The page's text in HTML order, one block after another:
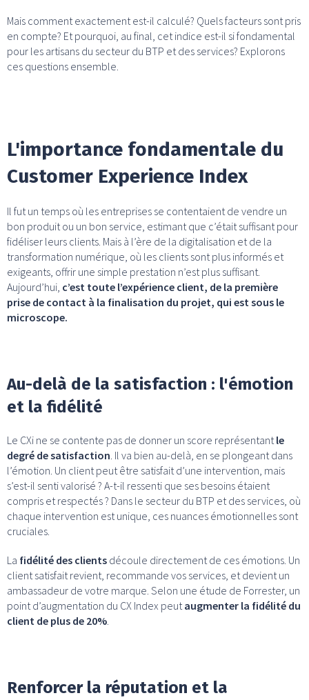
Mais comment exactement est-il calculé? Quels facteurs sont pris
en compte? Et pourquoi, au final, cet indice est-il si fondamental
pour les artisans du secteur du BTP et des services? Explorons
ces questions ensemble.
L'importance fondamentale du
Customer Experience Index
Il fut un temps où les entreprises se contentaient de vendre un
bon produit ou un bon service, estimant que c’était suffisant pour
fidéliser leurs clients. Mais à l’ère de la digitalisation et de la
transformation numérique, où les clients sont plus informés et
exigeants, offrir une simple prestation n’est plus suffisant.
Aujourd’hui, c’est toute l’expérience client, de la première
prise de contact à la finalisation du projet, qui est sous le
microscope.
Au-delà de la satisfaction : l'émotion
et la fidélité
Le CXi ne se contente pas de donner un score représentantle
degré de satisfaction. Il va bien au-delà, en se plongeant dans
l’émotion. Un client peut être satisfait d’une intervention, mais
s’est-il senti valorisé ? A-t-il ressenti que ses besoins étaient
compris et respectés ? Dans le secteur du BTP et des services, où
chaque intervention est unique, ces nuances émotionnelles sont
cruciales.
La fidélité des clients découle directement de ces émotions. Un
client satisfait revient, recommande vos services, et devient un
ambassadeur de votre marque. Selon une étude de Forrester, un
point d’augmentation du CX Index peutaugmenter la fidélité du
client de plus de 20%.
Renforcer la réputation et la